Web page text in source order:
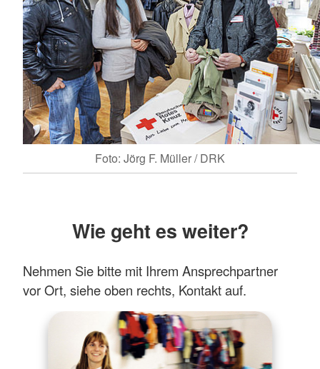
Foto: Jörg F. Müller / DRK
Wie geht es weiter?
Nehmen Sie bitte mit Ihrem Ansprechpartner
vor Ort, siehe oben rechts, Kontakt auf.